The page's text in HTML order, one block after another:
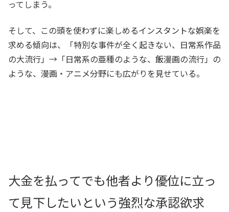
ってしまう。
そして、この頭を使わずに楽しめるインスタントな娯楽を
求める傾向は、「特別な事件が全く起きない、日常系作品
の大流行」→「日常系の亜種のような、飯漫画の流行」の
ような、漫画・アニメ分野にも広がりを見せている。
大金を払ってでも他者より優位に立っ
て見下したいという強烈な承認欲求